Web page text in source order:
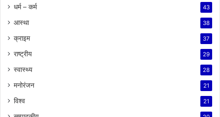
धर्म – कर्म 43
आस्था 38
क्राइम 37
राष्ट्रीय 29
स्वास्थ्य 28
मनोरंजन 21
विश्व 21